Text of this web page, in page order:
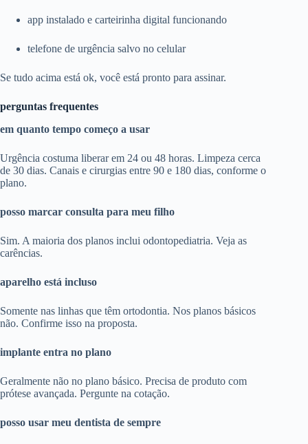
app instalado e carteirinha digital funcionando
telefone de urgência salvo no celular
Se tudo acima está ok, você está pronto para assinar.
perguntas frequentes
em quanto tempo começo a usar
Urgência costuma liberar em 24 ou 48 horas. Limpeza cerca
de 30 dias. Canais e cirurgias entre 90 e 180 dias, conforme o
plano.
posso marcar consulta para meu filho
Sim. A maioria dos planos inclui odontopediatria. Veja as
carências.
aparelho está incluso
Somente nas linhas que têm ortodontia. Nos planos básicos
não. Confirme isso na proposta.
implante entra no plano
Geralmente não no plano básico. Precisa de produto com
prótese avançada. Pergunte na cotação.
posso usar meu dentista de sempre